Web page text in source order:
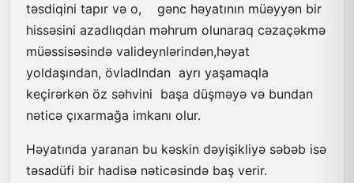
təsdiqini tapır və o, gənc həyatının müəyyən bir
hissəsini azadlıqdan məhrum olunaraq cəzaçəkmə
müəssisəsində valideynlərindən,həyat
yoldaşından, övladlndan ayrı yaşamaqla
keçirərkən öz səhvini başa düşməyə və bundan
nəticə çıxarmağa imkanı olur.
Həyatında yaranan bu kəskin dəyişikliyə səbəb isə
təsadüfi bir hadisə nəticəsində baş verir.